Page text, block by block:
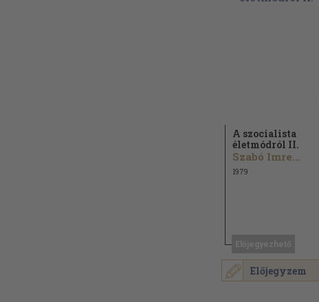
Előjegyzem
A szocialista
életmódról II.
Szabó Imre...
1979